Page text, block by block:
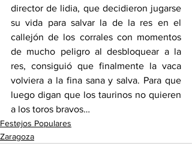
director de lidia, que decidieron jugarse
su vida para salvar la de la res en el
callejón de los corrales con momentos
de mucho peligro al desbloquear a la
res, consiguió que finalmente la vaca
volviera a la fina sana y salva. Para que
luego digan que los taurinos no quieren
a los toros bravos…
Festejos Populares
Zaragoza